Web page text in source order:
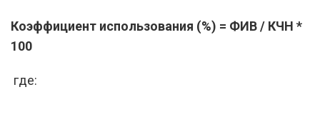
Коэффициент использования (%) = ФИВ / КЧН *
100
где: